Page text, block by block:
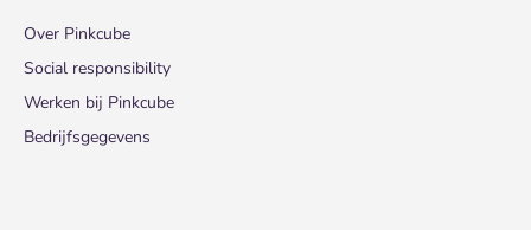
Over Pinkcube
Social responsibility
Werken bij Pinkcube
Bedrijfsgegevens